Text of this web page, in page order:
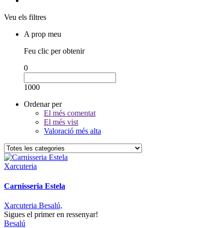
Veu els filtres
A prop meu
Feu clic per obtenir
0
1000
Ordenar per
El més comentat
El més vist
Valoració més alta
Xarcuteria
Carnisseria Estela
Xarcuteria Besalú,
Sigues el primer en ressenyar!
Besalú